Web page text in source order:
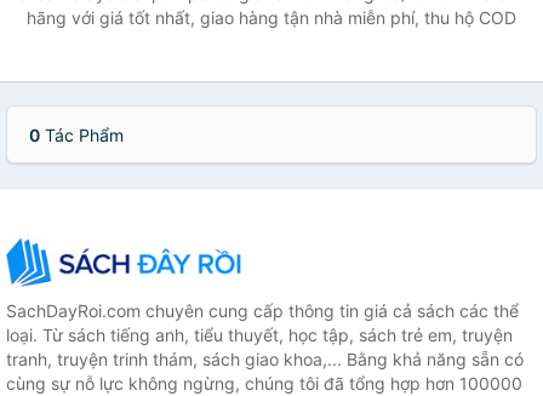
hãng với giá tốt nhất, giao hàng tận nhà miễn phí, thu hộ COD
0 Tác Phẩm
SachDayRoi.com chuyên cung cấp thông tin giá cả sách các thể
loại. Từ sách tiếng anh, tiểu thuyết, học tập, sách trẻ em, truyện
tranh, truyện trinh thám, sách giao khoa,... Bằng khả năng sẵn có
cùng sự nỗ lực không ngừng, chúng tôi đã tổng hợp hơn 100000